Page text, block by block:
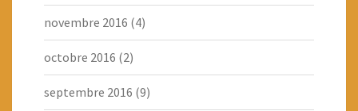
novembre 2016 (4)
octobre 2016 (2)
septembre 2016 (9)